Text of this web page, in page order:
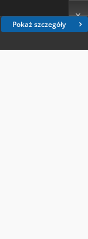
Pokaż szczegóły